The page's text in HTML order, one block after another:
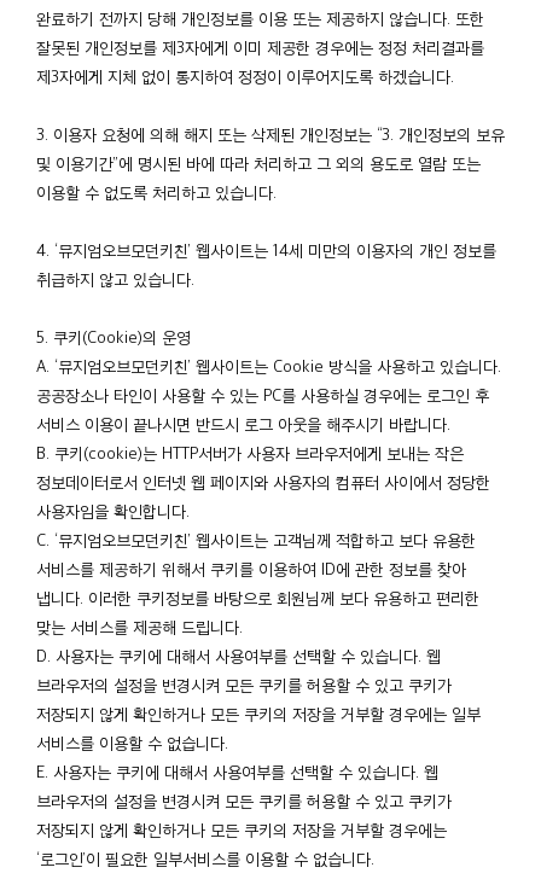
완료하기 전까지 당해 개인정보를 이용 또는 제공하지 않습니다. 또한
잘못된 개인정보를 제3자에게 이미 제공한 경우에는 정정 처리결과를
제3자에게 지체 없이 통지하여 정정이 이루어지도록 하겠습니다.
3. 이용자 요청에 의해 해지 또는 삭제된 개인정보는 “3. 개인정보의 보유
및 이용기간”에 명시된 바에 따라 처리하고 그 외의 용도로 열람 또는
이용할 수 없도록 처리하고 있습니다.
4. ‘뮤지엄오브모던키친’ 웹사이트는 14세 미만의 이용자의 개인 정보를
취급하지 않고 있습니다.
5. 쿠키(Cookie)의 운영
A. ‘뮤지엄오브모던키친’ 웹사이트는 Cookie 방식을 사용하고 있습니다.
공공장소나 타인이 사용할 수 있는 PC를 사용하실 경우에는 로그인 후
서비스 이용이 끝나시면 반드시 로그 아웃을 해주시기 바랍니다.
B. 쿠키(cookie)는 HTTP서버가 사용자 브라우저에게 보내는 작은
정보데이터로서 인터넷 웹 페이지와 사용자의 컴퓨터 사이에서 정당한
사용자임을 확인합니다.
C. ‘뮤지엄오브모던키친’ 웹사이트는 고객님께 적합하고 보다 유용한
서비스를 제공하기 위해서 쿠키를 이용하여 ID에 관한 정보를 찾아
냅니다. 이러한 쿠키정보를 바탕으로 회원님께 보다 유용하고 편리한
맞는 서비스를 제공해 드립니다.
D. 사용자는 쿠키에 대해서 사용여부를 선택할 수 있습니다. 웹
브라우저의 설정을 변경시켜 모든 쿠키를 허용할 수 있고 쿠키가
저장되지 않게 확인하거나 모든 쿠키의 저장을 거부할 경우에는 일부
서비스를 이용할 수 없습니다.
E. 사용자는 쿠키에 대해서 사용여부를 선택할 수 있습니다. 웹
브라우저의 설정을 변경시켜 모든 쿠키를 허용할 수 있고 쿠키가
저장되지 않게 확인하거나 모든 쿠키의 저장을 거부할 경우에는
‘로그인’이 필요한 일부서비스를 이용할 수 없습니다.